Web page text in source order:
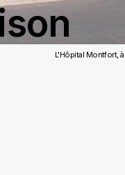
L'Hôpital Montfort,